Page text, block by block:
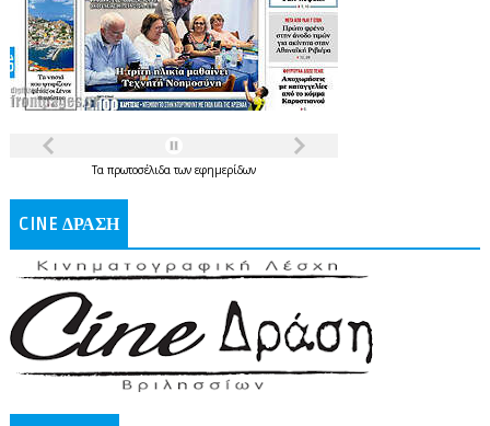
Τα πρωτοσέλιδατων εφημερίδων
CINE ΔΡΑΣΗ